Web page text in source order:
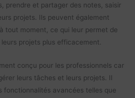
prendre et partager des notes, saisir
projets. Ils peuvent également
tout moment, ce qui leur permet de
projets plus efficacement.
conçu pour les professionnels car
leurs tâches et leurs projets. Il
fonctionnalités avancées telles que